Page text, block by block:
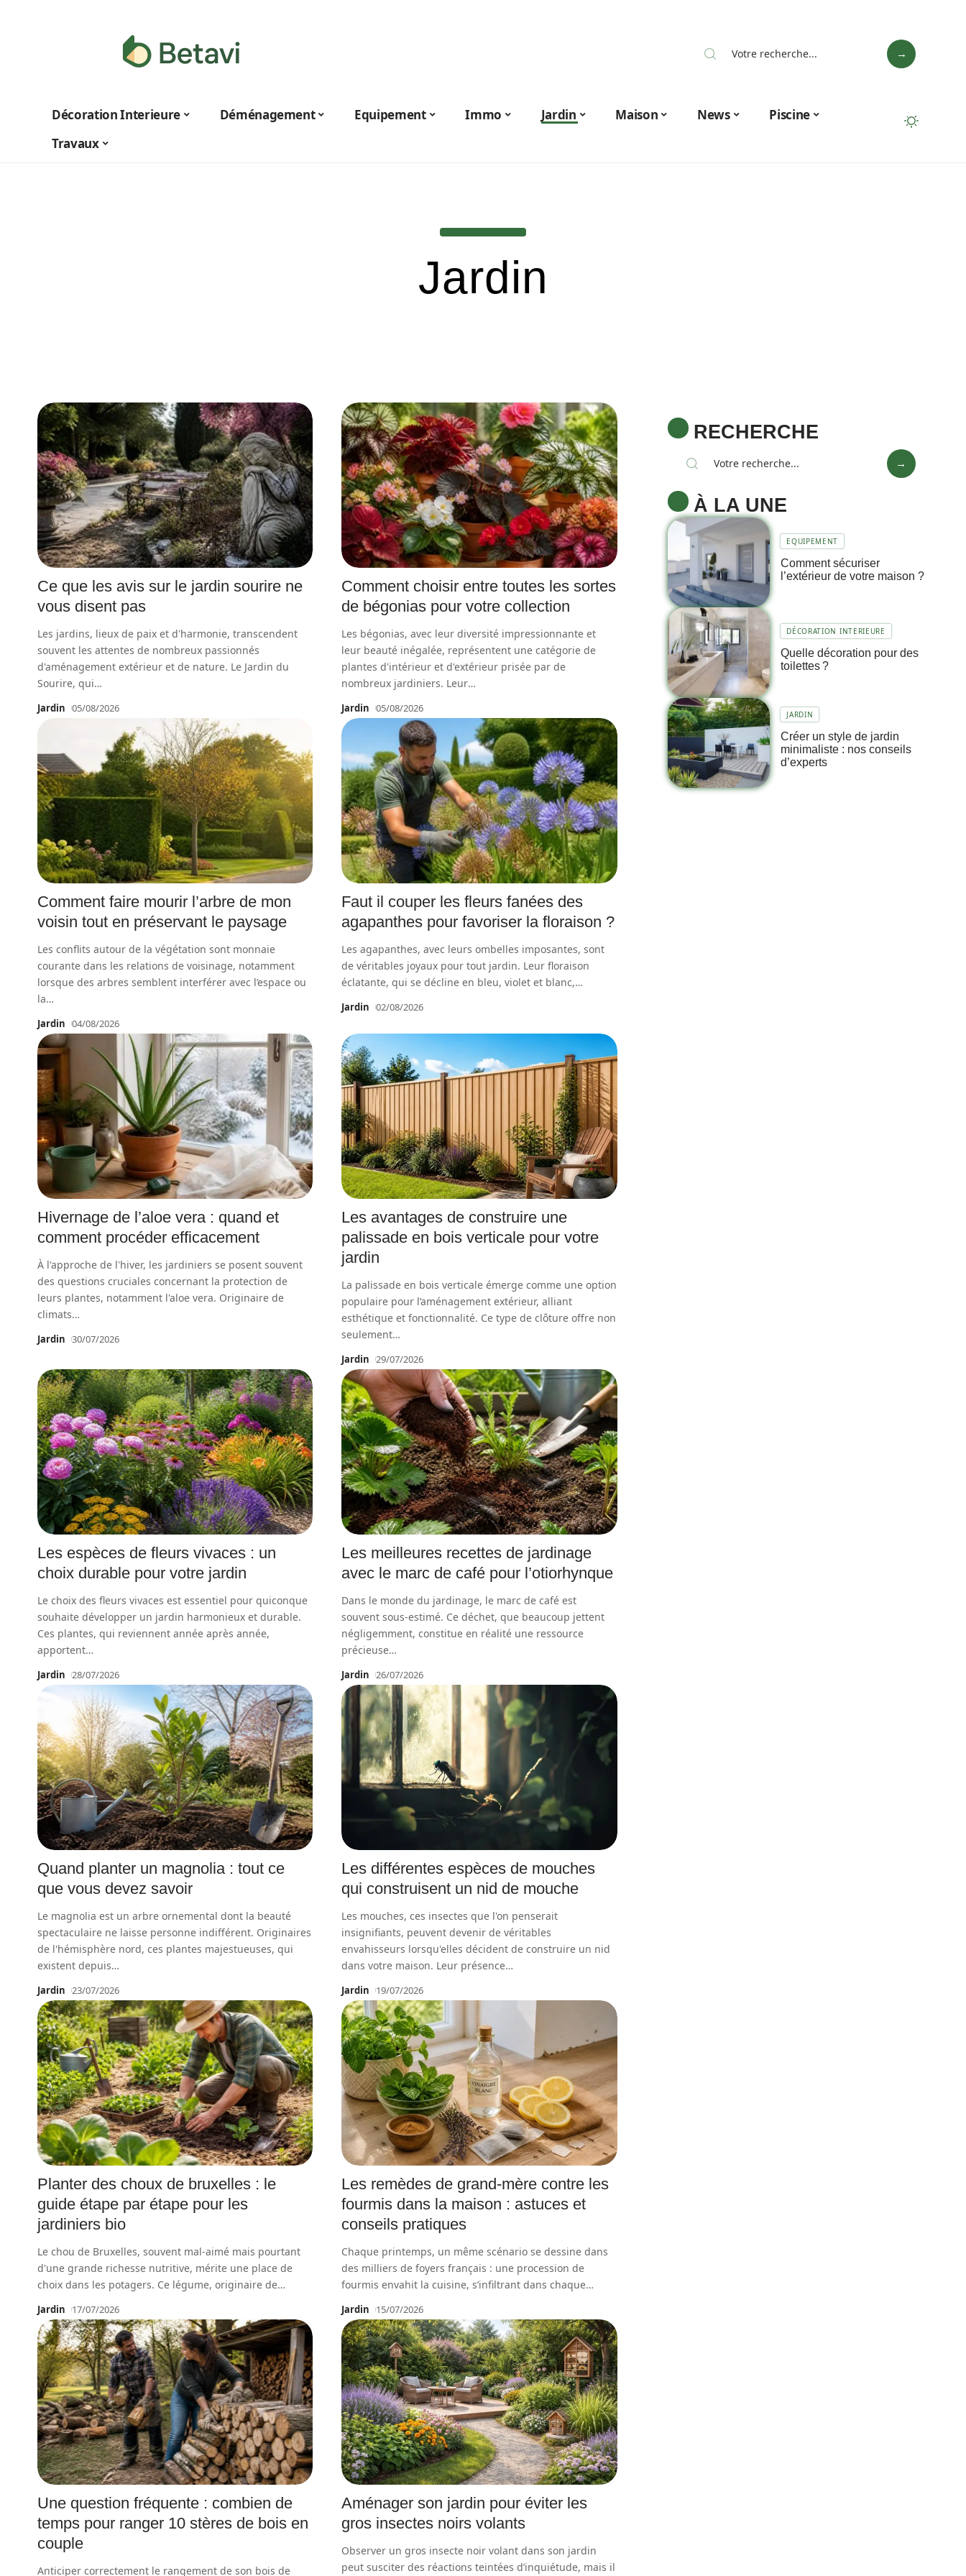
Décoration Interieure Déménagement Equipement Immo Jardin Maison News
Piscine
Travaux
Jardin
Ce que les avis sur le jardin sourire ne
vous disent pas
Les jardins, lieux de paix et d'harmonie, transcendent
souvent les attentes de nombreux passionnés
d'aménagement extérieur et de nature. Le Jardin du
Sourire, qui…
Jardin 05/08/2026
Comment choisir entre toutes les sortes
de bégonias pour votre collection
Les bégonias, avec leur diversité impressionnante et
leur beauté inégalée, représentent une catégorie de
plantes d'intérieur et d'extérieur prisée par de
nombreux jardiniers. Leur…
Jardin 05/08/2026
Comment faire mourir l’arbre de mon
voisin tout en préservant le paysage
Les conflits autour de la végétation sont monnaie
courante dans les relations de voisinage, notamment
lorsque des arbres semblent interférer avec l’espace ou
la…
Jardin 04/08/2026
Faut il couper les fleurs fanées des
agapanthes pour favoriser la floraison ?
Les agapanthes, avec leurs ombelles imposantes, sont
de véritables joyaux pour tout jardin. Leur floraison
éclatante, qui se décline en bleu, violet et blanc,…
Jardin 02/08/2026
Hivernage de l’aloe vera : quand et
comment procéder efficacement
À l'approche de l'hiver, les jardiniers se posent souvent
des questions cruciales concernant la protection de
leurs plantes, notamment l'aloe vera. Originaire de
climats…
Jardin 30/07/2026
Les avantages de construire une
palissade en bois verticale pour votre
jardin
La palissade en bois verticale émerge comme une option
populaire pour l’aménagement extérieur, alliant
esthétique et fonctionnalité. Ce type de clôture offre non
seulement…
Jardin 29/07/2026
Les espèces de fleurs vivaces : un
choix durable pour votre jardin
Le choix des fleurs vivaces est essentiel pour quiconque
souhaite développer un jardin harmonieux et durable.
Ces plantes, qui reviennent année après année,
apportent…
Jardin 28/07/2026
Les meilleures recettes de jardinage
avec le marc de café pour l’otiorhynque
Dans le monde du jardinage, le marc de café est
souvent sous-estimé. Ce déchet, que beaucoup jettent
négligemment, constitue en réalité une ressource
précieuse…
Jardin 26/07/2026
Quand planter un magnolia : tout ce
que vous devez savoir
Le magnolia est un arbre ornemental dont la beauté
spectaculaire ne laisse personne indifférent. Originaires
de l'hémisphère nord, ces plantes majestueuses, qui
existent depuis…
Jardin 23/07/2026
Les différentes espèces de mouches
qui construisent un nid de mouche
Les mouches, ces insectes que l'on penserait
insignifiants, peuvent devenir de véritables
envahisseurs lorsqu'elles décident de construire un nid
dans votre maison. Leur présence…
Jardin 19/07/2026
Planter des choux de bruxelles : le
guide étape par étape pour les
jardiniers bio
Le chou de Bruxelles, souvent mal-aimé mais pourtant
d'une grande richesse nutritive, mérite une place de
choix dans les potagers. Ce légume, originaire de…
Jardin 17/07/2026
Les remèdes de grand-mère contre les
fourmis dans la maison : astuces et
conseils pratiques
Chaque printemps, un même scénario se dessine dans
des milliers de foyers français : une procession de
fourmis envahit la cuisine, s’infiltrant dans chaque…
Jardin 15/07/2026
Une question fréquente : combien de
temps pour ranger 10 stères de bois en
couple
Anticiper correctement le rangement de son bois de
Aménager son jardin pour éviter les
gros insectes noirs volants
Observer un gros insecte noir volant dans son jardin
peut susciter des réactions teintées d’inquiétude, mais il
RECHERCHE
À LA UNE
EQUIPEMENT
Comment sécuriser
l’extérieur de votre maison ?
DÉCORATION INTERIEURE
Quelle décoration pour des
toilettes ?
JARDIN
Créer un style de jardin
minimaliste : nos conseils
d’experts